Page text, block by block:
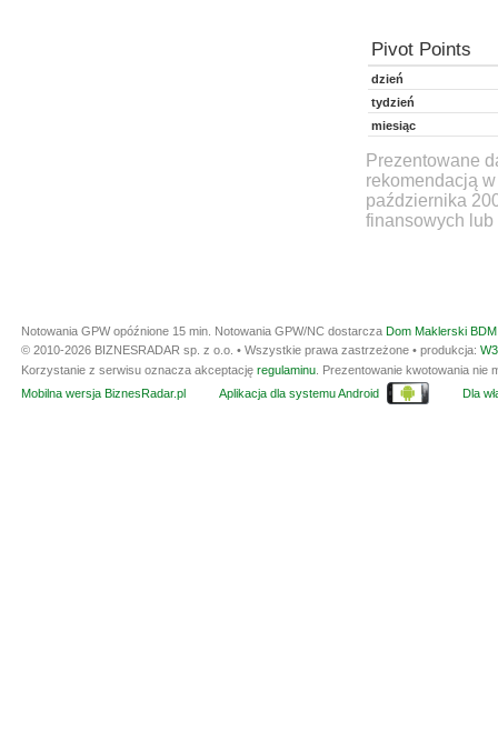
Pivot Points
dzień
tydzień
miesiąc
Prezentowane
rekomendacją
października
finansowych lub
Notowania GPW opóźnione 15 min. Notowania GPW/NC dostarcza Dom Maklerski
© 2010-2026 BIZNESRADAR sp. z o.o. • Wszystkie prawa zastrzeżone • produkcja:
Korzystanie z serwisu oznacza akceptację regulaminu . Prezentowanie kwotowania
Mobilna wersja BiznesRadar.pl
Aplikacja dla systemu Android Dla